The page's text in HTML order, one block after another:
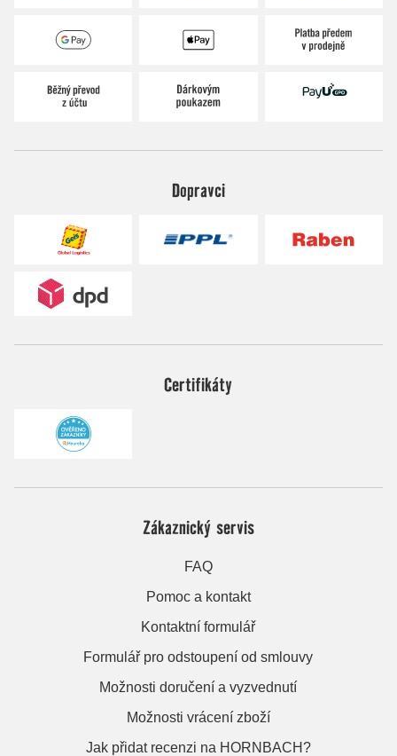
Dopravci
Certifikáty
Zákaznický servis
FAQ
Pomoc a kontakt
Kontaktní formulář
Formulář pro odstoupení od smlouvy
Možnosti doručení a vyzvednutí
Možnosti vrácení zboží
Jak přidat recenzi na HORNBACH?